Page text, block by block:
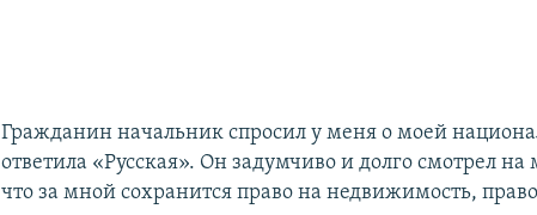
Гражданин начальник спросил у меня о моей
ответила «Русская». Он задумчиво и долго смотрел
что за мной сохранится право на недвижимость,